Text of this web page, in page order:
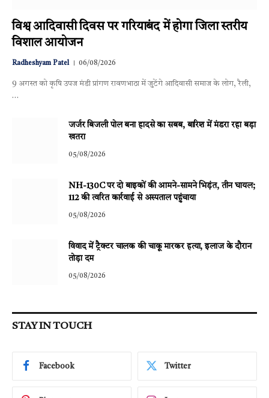
विश्व आदिवासी दिवस पर गरियाबंद में होगा जिला स्तरीय
विशाल आयोजन
Radheshyam Patel 06/08/2026
9 अगस्त को कृषि उपज मंडी प्रांगण रावणभाठा में जुटेंगे आदिवासी समाज के लोग, रैली,
…
जर्जर बिजली पोल बना हादसे का सबब, बारिश में मंडरा रहा बड़ा
खतरा
05/08/2026
NH-130C पर दो बाइकों की आमने-सामने भिड़ंत, तीन घायल;
112 की त्वरित कार्रवाई से अस्पताल पहुंचाया
05/08/2026
विवाद में ट्रैक्टर चालक की चाकू मारकर हत्या, इलाज के दौरान
तोड़ा दम
05/08/2026
STAY IN TOUCH
Facebook Twitter